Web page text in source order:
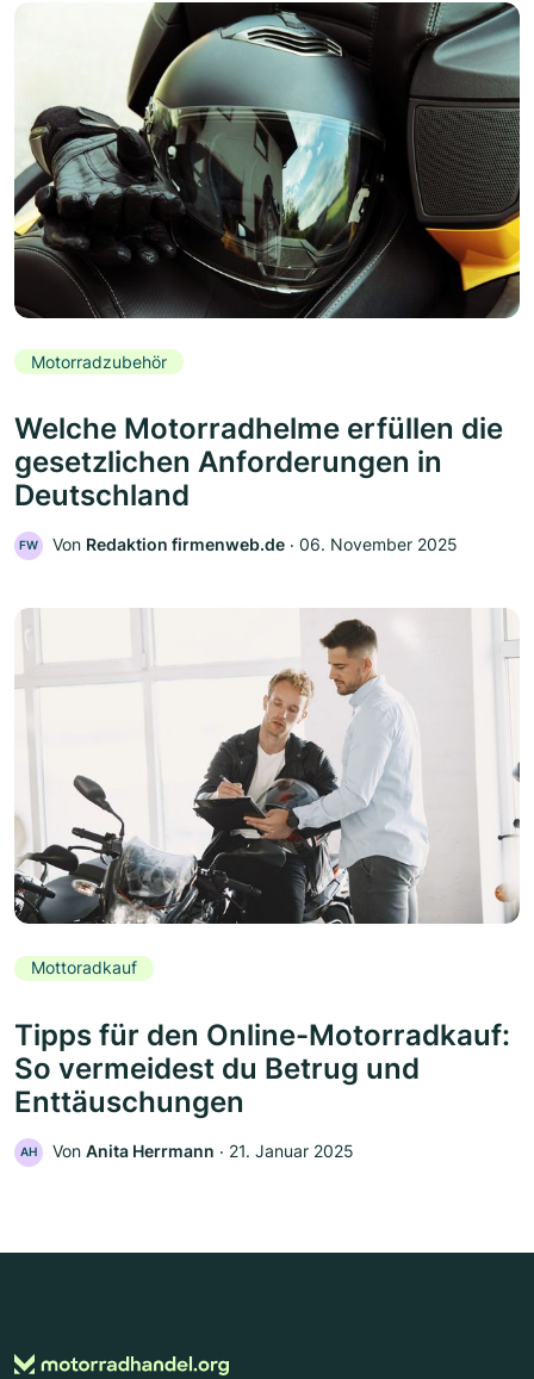
Motorradzubehör
Welche Motorradhelme erfüllen die
gesetzlichen Anforderungen in
Deutschland
FW Von Redaktion firmenweb.de ‧ 06. November 2025
Mottoradkauf
Tipps für den Online-Motorradkauf:
So vermeidest du Betrug und
Enttäuschungen
AH Von Anita Herrmann ‧ 21. Januar 2025